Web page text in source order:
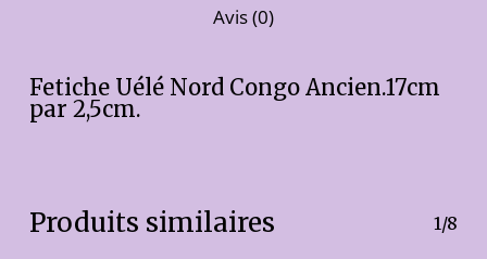
Avis (0)
Fetiche Uélé Nord Congo Ancien.17cm
par 2,5cm.
Produits similaires 1/8